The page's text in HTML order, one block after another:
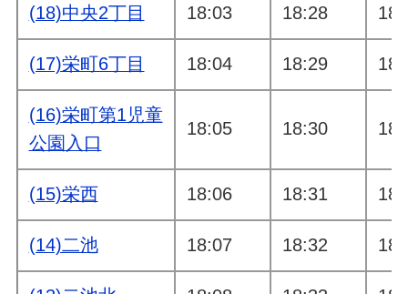
(1)牛久駅東口 6:14 6:52
(18)中央2丁目 18:03 18:28
(17)栄町6丁目 18:04 18:29
(16)栄町第1児童
公園入口
18:05 18:30
(15)栄西 18:06 18:31
(14)二池 18:07 18:32